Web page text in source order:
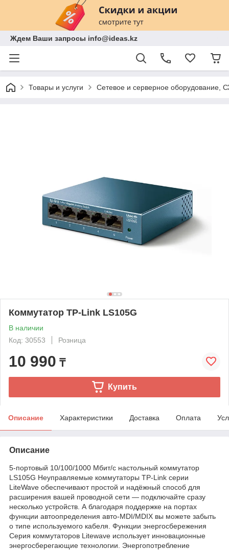
Ждем Ваши запросы info@ideas.kz
Товары и услуги Сетевое и серверное оборудование,
Коммутатор TP-Link LS105G
В наличии
Код: 30553
Розница
10 990 ₸
Купить
Описание Характеристики Доставка Оплата
Описание
5-портовый 10/100/1000 Мбит/с настольный коммутатор
LS105G Неуправляемые коммутаторы TP-Link серии
LiteWave обеспечивают простой и надёжный способ для
расширения вашей проводной сети — подключайте сразу
несколько устройств. А благодаря поддержке на портах
функции автоопределения авто-MDI/MDIX вы можете забыть
о типе используемого кабеля. Функции энергосбережения
Серия коммутаторов Litewave использует инновационные
энергосберегающие технологии. Энергопотребление